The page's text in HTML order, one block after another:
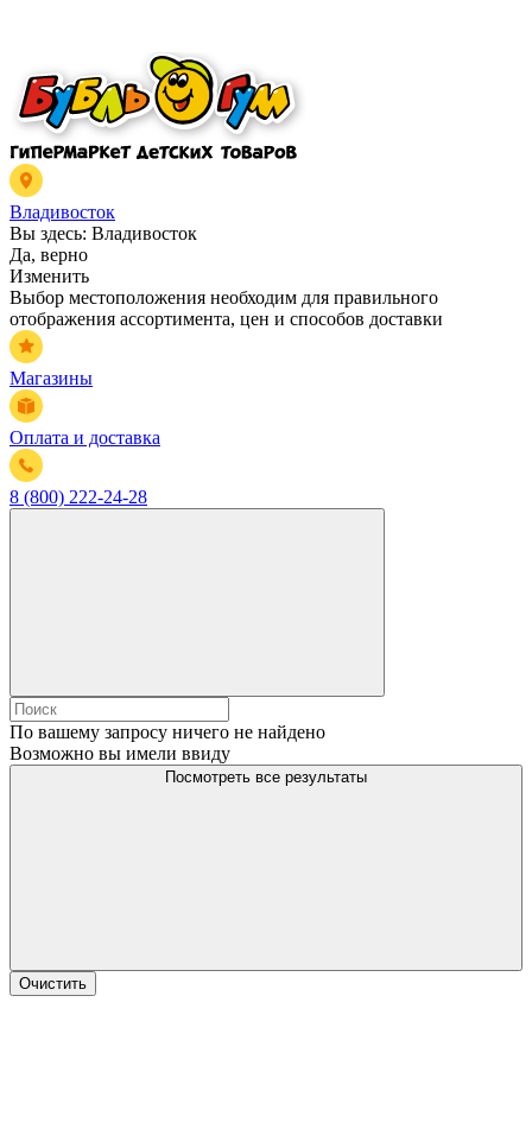
Владивосток
Вы здесь: Владивосток
Да, верно
Изменить
Выбор местоположения необходим для правильного
отображения ассортимента, цен и способов доставки
Магазины
Оплата и доставка
8 (800) 222-24-28
По вашему запросу ничего не найдено
Возможно вы имели ввиду
Посмотреть все результаты
Очистить